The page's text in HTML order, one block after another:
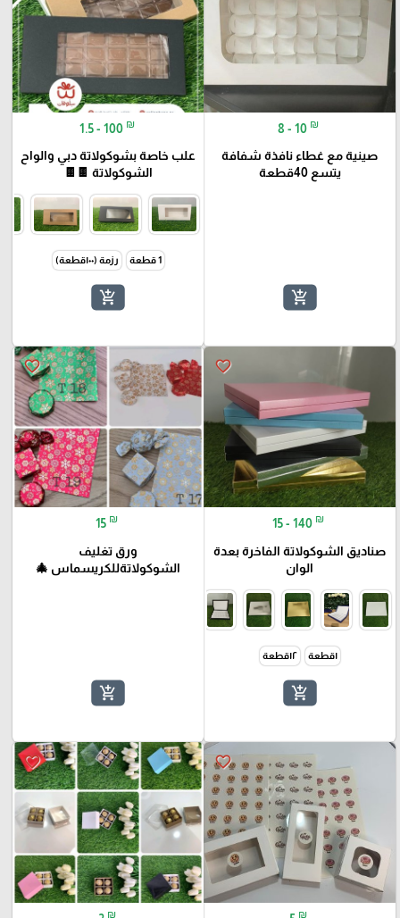
8 - 10 ₪
صينية مع غطاء نافذة شفافة
يتسع 40قطعة
add_shopping_cart
1.5 - 100 ₪
علب خاصة بشوكولاتة دبي والواح
الشوكولاتة 🍫🍫
1 قطعة رزمة (١٠٠قطعة)
add_shopping_cart
favorite_border
15 - 140 ₪
صناديق الشوكولاتة الفاخرة بعدة
الوان
١قطعة ١٢قطعة
add_shopping_cart
favorite_border
15 ₪
ورق تغليف
الشوكولاتةللكريسماس 🎄
add_shopping_cart
favorite_border
₪
favorite_border
₪